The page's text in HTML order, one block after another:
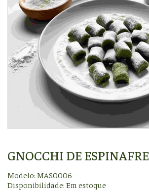
GNOCCHI DE ESPINAFRE
Modelo: MAS0006
Disponibilidade: Em estoque